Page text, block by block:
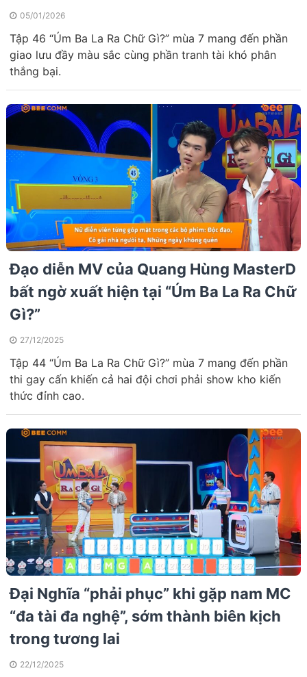
05/01/2026
Tập 46 “Úm Ba La Ra Chữ Gì?” mùa 7 mang đến phần
giao lưu đầy màu sắc cùng phần tranh tài khó phân
thắng bại.
Đạo diễn MV của Quang Hùng MasterD
bất ngờ xuất hiện tại “Úm Ba La Ra Chữ
Gì?”
27/12/2025
Tập 44 “Úm Ba La Ra Chữ Gì?” mùa 7 mang đến phần
thi gay cấn khiến cả hai đội chơi phải show kho kiến
thức đỉnh cao.
Đại Nghĩa “phải phục” khi gặp nam MC
“đa tài đa nghệ”, sớm thành biên kịch
trong tương lai
22/12/2025